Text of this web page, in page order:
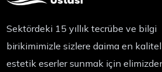
Sektördeki 15 yıllık tecrübe ve bilgi
birikimimizle sizlere daima en
estetik eserler sunmak için